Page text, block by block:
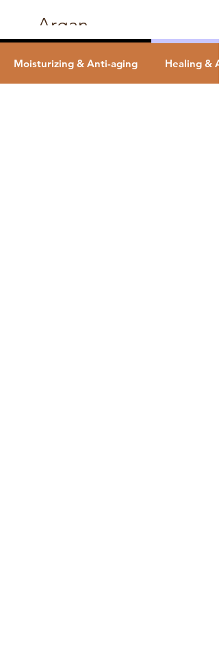
Argan
beauty evolution
Moisturizing & Anti-aging Healing &